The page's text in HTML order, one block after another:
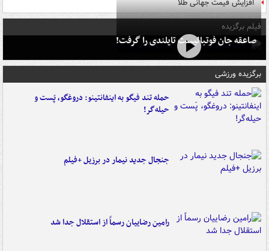
افزایش قیمت جهانی طلا
فیلم برگزیده
صاعقه جان فوتبالیست تایلندی را گرفت!
برگزیده ورزشی
حمله تند فیگو به اینفانتینو: دروغگو، پَست‌ و
حیله‌گر!
جنجال جدید نیمار در برزیل +فیلم
رامین رضاییان رسماً از استقلال جدا شد